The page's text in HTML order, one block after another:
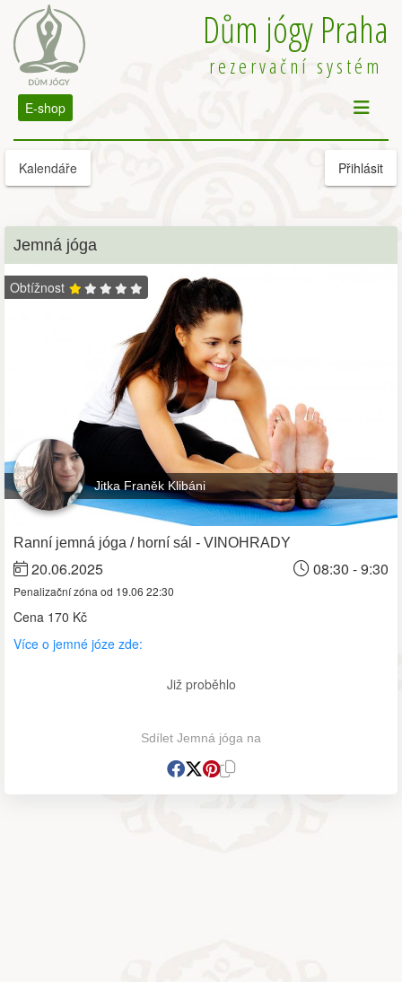
Dům jógy Praha
rezervační systém
E-shop
Kalendáře Přihlásit
Jemná jóga
Obtížnost
Jitka Franěk Klibáni
Ranní jemná jóga / horní sál - VINOHRADY
20.06.2025 08:30 - 9:30
Penalizační zóna od 19.06 22:30
Cena 170 Kč
Více o jemné józe zde:
Již proběhlo
Sdílet Jemná jóga na